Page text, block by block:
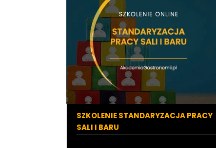
SZKOLENIE STANDARYZACJA PRACY
SALI I BARU